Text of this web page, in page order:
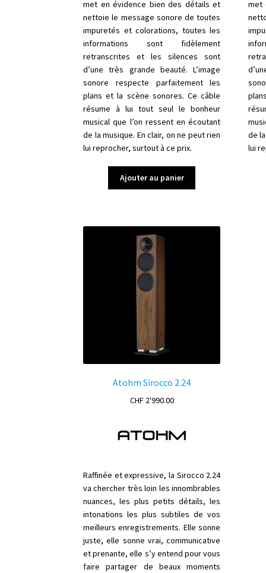
met en évidence bien des détails et
nettoie le message sonore de toutes
impuretés et colorations, toutes les
informations sont fidèlement
retranscrites et les silences sont
d’une très grande beauté. L’image
sonore respecte parfaitement les
plans et la scène sonores. Ce câble
résume à lui tout seul le bonheur
musical que l’on ressent en écoutant
de la musique. En clair, on ne peut rien
lui reprocher, surtout à ce prix.
Ajouter au panier
met
de
lui
Atohm Sirocco 2.24
CHF2'990.00
Raffinée et expressive, la Sirocco 2.24
va chercher très loin les innombrables
nuances, les plus petits détails, les
intonations les plus subtiles de vos
meilleurs enregistrements. Elle sonne
juste, elle sonne vrai, communicative
et prenante, elle s’y entend pour vous
faire partager de beaux moments